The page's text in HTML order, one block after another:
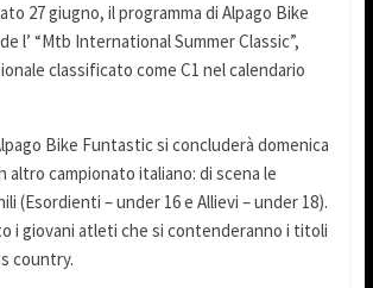
27 giugno, il programma di Alpago Bike
l’ “Mtb International Summer Classic”,
classificato come C1 nel calendario
Bike Funtastic si concluderà domenica
altro campionato italiano: di scena le
(Esordienti – under 16 e Allievi – under 18).
i giovani atleti che si contenderanno i titoli
country.